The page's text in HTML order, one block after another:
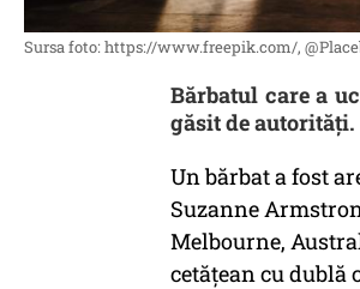
Sursa foto: https://www.freepik.com/,
Bărbatul care a
găsit de autorități.
Un bărbat a fost
Suzanne
Melbourne,
cetățean cu dublă